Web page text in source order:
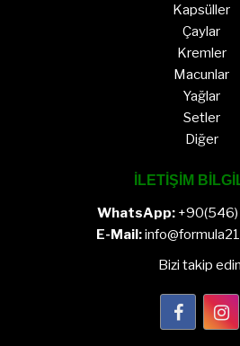
Kapsüller
Çaylar
Kremler
Macunlar
Yağlar
Setler
Diğer
İLETİŞİM
WhatsApp:
E-Mail:
Bizi takip